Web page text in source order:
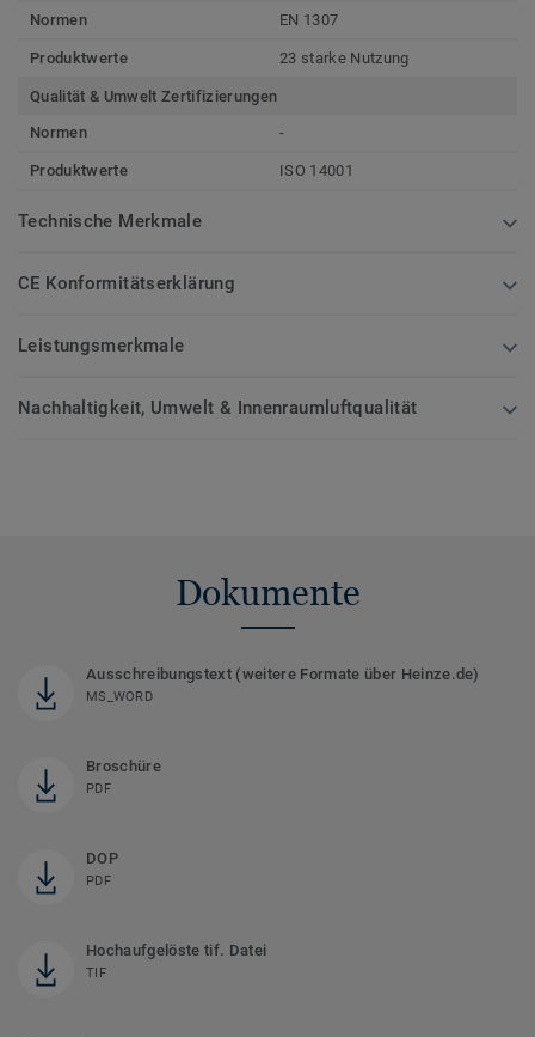
Normen EN 1307
Produktwerte 23 starke Nutzung
Qualität & Umwelt Zertifizierungen
Normen
-
Produktwerte ISO 14001
Technische Merkmale
CE Konformitätserklärung
Leistungsmerkmale
Nachhaltigkeit, Umwelt & Innenraumluftqualität
Dokumente
Ausschreibungstext (weitere Formate über Heinze.de)
MS_WORD
Broschüre
PDF
DOP
PDF
Hochaufgelöste tif. Datei
TIF